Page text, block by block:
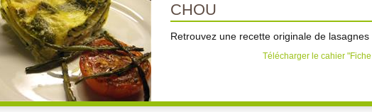
CHOU
Retrouvez une recette originale de
Télécharger le cahier